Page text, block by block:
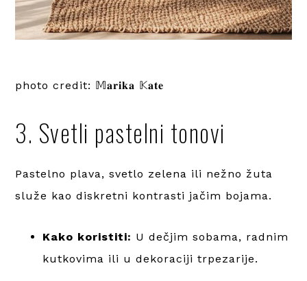
photo credit: 𝕄𝐚𝐫𝐢𝐤𝐚 𝕂𝐚𝐭𝐞
3. Svetli pastelni tonovi
Pastelno plava, svetlo zelena ili nežno žuta
služe kao diskretni kontrasti jačim bojama.
Kako koristiti: U dečjim sobama, radnim
kutkovima ili u dekoraciji trpezarije.